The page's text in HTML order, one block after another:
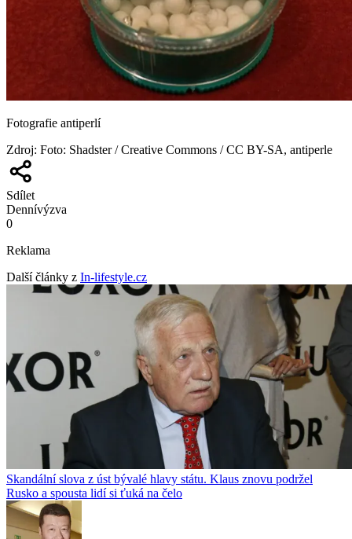
Fotografie antiperlí
Zdroj: Foto: Shadster / Creative Commons / CC BY-SA, antiperle
Sdílet
Dennívýzva
0
Reklama
Další články z In-lifestyle.cz
Skandální slova z úst bývalé hlavy státu. Klaus znovu podržel
Rusko a spousta lidí si ťuká na čelo